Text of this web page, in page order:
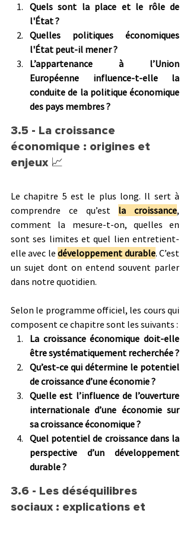
Quels sont la place et le rôle de
l'État ?
Quelles politiques économiques
l'État peut-il mener ?
L’appartenance à l’Union
Européenne influence-t-elle la
conduite de la politique économique
des pays membres ?
3.5 - La croissance
économique : origines et
enjeux 📈
Le chapitre 5 est le plus long. Il sert à
comprendre ce qu’est la croissance,
comment la mesure-t-on, quelles en
sont ses limites et quel lien entretient-
elle avec le développement durable. C’est
un sujet dont on entend souvent parler
dans notre quotidien.
Selon le programme officiel, les cours qui
composent ce chapitre sont les suivants :
La croissance économique doit-elle
être systématiquement recherchée ?
Qu’est-ce qui détermine le potentiel
de croissance d’une économie ?
Quelle est l’influence de l’ouverture
internationale d’une économie sur
sa croissance économique ?
Quel potentiel de croissance dans la
perspective d’un développement
durable ?
3.6 - Les déséquilibres
sociaux : explications et